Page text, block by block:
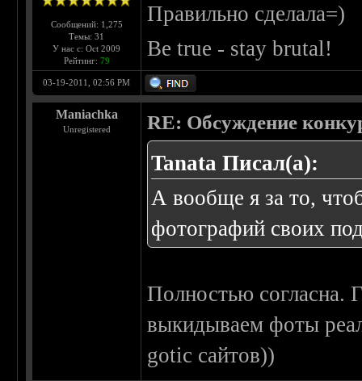
Сообщений: 1,275
Темы: 31
У нас с: Oct 2009
Рейтинг: 79
Правильно сделала=)
Be true - stay brutal!
03-19-2011, 02:56 PM
Maniachka
Unregistered RE: Обсуждение
Tanata Писал(а):
А вообще я за то,
фотографий своих
Полностью согласна.
выкидываем фоты
gotic сайтов))